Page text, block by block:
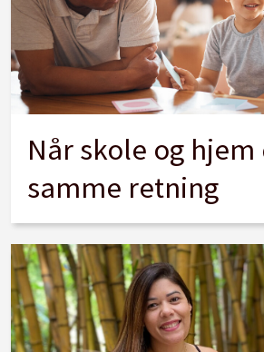
Når skole og hjem
samme retning